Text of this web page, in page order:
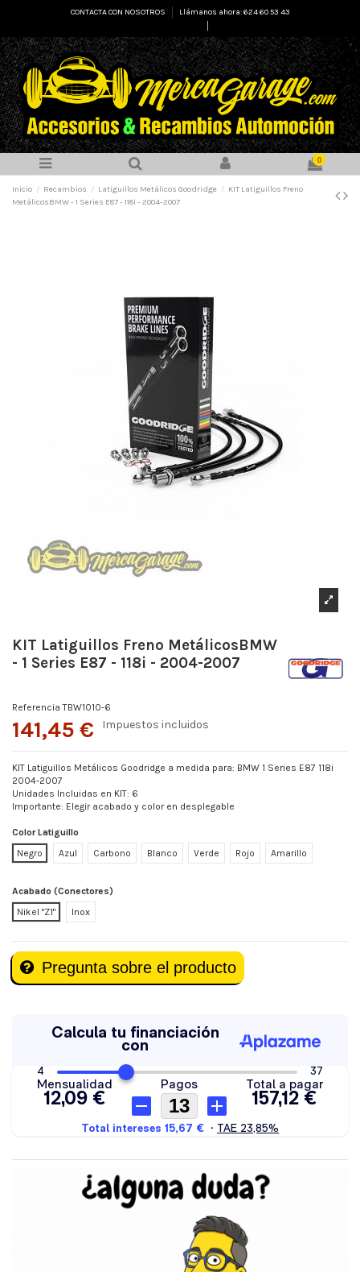
CONTACTA CON NOSOTROS
Llámanos ahora: 624 60 53 43
0
Inicio Recambios Latiguillos Metálicos Goodridge
KIT Latiguillos Freno
MetálicosBMW - 1 Series E87 - 118i - 2004-2007
KIT Latiguillos Freno MetálicosBMW
- 1 Series E87 - 118i - 2004-2007
Referencia TBW1010-6
141,45 € Impuestos incluidos
KIT Latiguillos Metálicos Goodridge a medida para: BMW 1 Series E87 118i
2004-2007
Unidades Incluidas en KIT: 6
Importante: Elegir acabado y color en desplegable
Color Latiguillo
Negro
Azul Carbono Blanco Verde Rojo Amarillo
Acabado (Conectores)
Nikel "Z1"
Inox
Pregunta sobre el producto